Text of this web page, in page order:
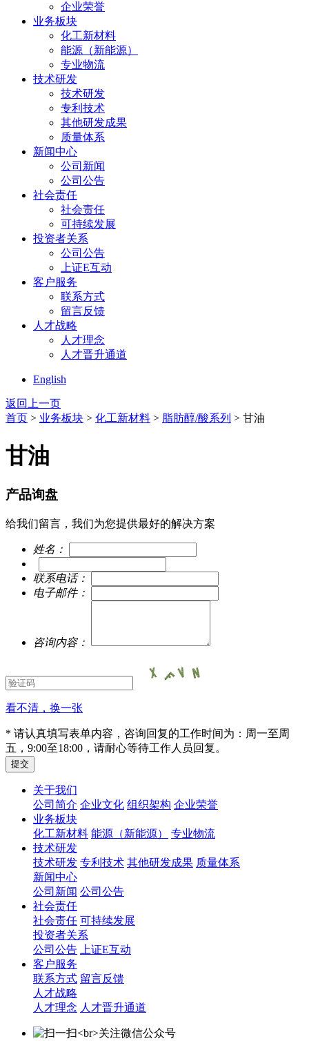
企业荣誉
业务板块
化工新材料
能源（新能源）
专业物流
技术研发
技术研发
专利技术
其他研发成果
质量体系
新闻中心
公司新闻
公司公告
社会责任
社会责任
可持续发展
投资者关系
公司公告
上证E互动
客户服务
联系方式
留言反馈
人才战略
人才理念
人才晋升通道
English
返回上一页
首页 > 业务板块 > 化工新材料 > 脂肪醇/酸系列 > 甘油
甘油
产品询盘
给我们留言，我们为您提供最好的解决方案
姓名：
联系电话：
电子邮件：
咨询内容：
看不清，换一张
* 请认真填写表单内容，咨询回复的工作时间为：周一至周
五，9:00至18:00，请耐心等待工作人员回复。
关于我们
公司简介 企业文化 组织架构 企业荣誉
业务板块
化工新材料 能源（新能源）
专业物流
技术研发
技术研发 专利技术 其他研发成果 质量体系
新闻中心
公司新闻 公司公告
社会责任
社会责任 可持续发展
投资者关系
公司公告
上证E互动
客户服务
联系方式 留言反馈
人才战略
人才理念 人才晋升通道